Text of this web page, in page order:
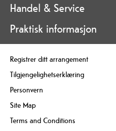
Handel & Service
Praktisk informasjon
Registrer ditt arrangement
Tilgjengelighetserklæring
Personvern
Site Map
Terms and Conditions